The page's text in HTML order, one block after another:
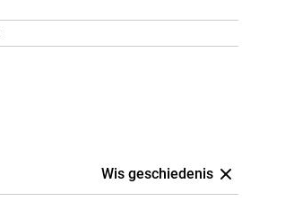
Wis geschiedenis